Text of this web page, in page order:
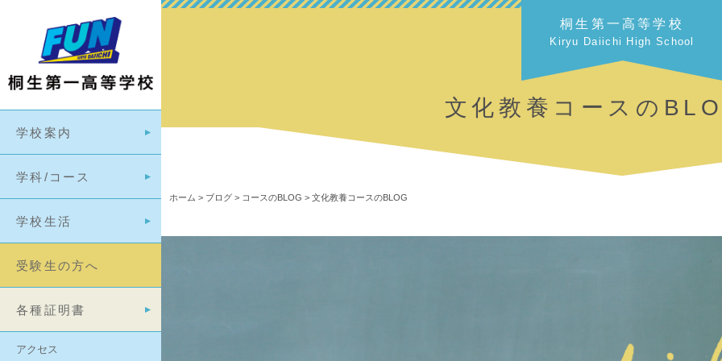
学校案内
学科/コース
学校生活
受験生の方へ
各種証明書
アクセス
桐生第一高等学校
Kiryu Daiichi High School
文化教養コースの
ホーム > ブログ > コースのBLOG > 文化教養コースのBLOG